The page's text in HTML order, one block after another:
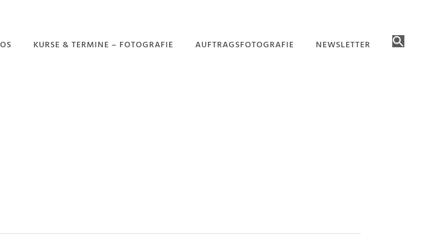
KURSE & TERMINE – FOTOGRAFIE AUFTRAGSFOTOGRAFIE NEWSLETTER